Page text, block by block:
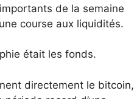
de la semaine
course aux liquidités.
était les fonds.
directement le bitcoin,